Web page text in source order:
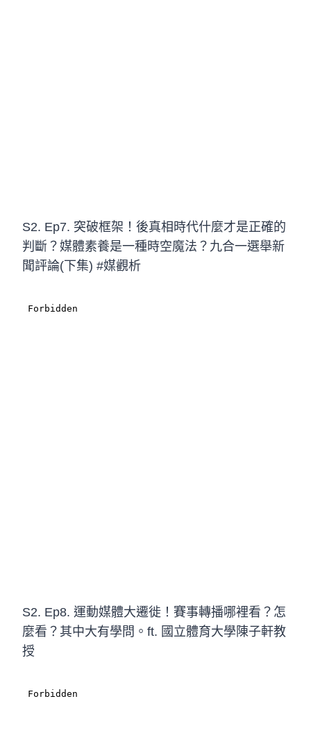
S2. Ep7. 突破框架！後真相時代什麼才是正確的
判斷？媒體素養是一種時空魔法？九合一選舉新
聞評論(下集) #媒觀析
S2. Ep8. 運動媒體大遷徙！賽事轉播哪裡看？怎
麼看？其中大有學問。ft. 國立體育大學陳子軒教
授